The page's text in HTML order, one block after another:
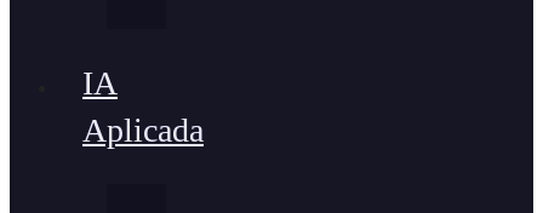
IA
Aplicada